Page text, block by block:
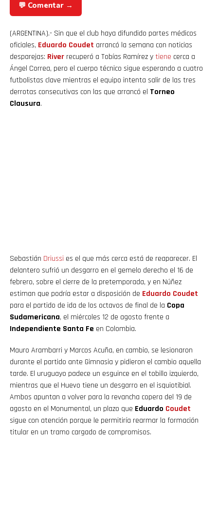
💬 Comentar →
(ARGENTINA).- Sin que el club haya difundido partes médicos
oficiales, Eduardo Coudet arrancó la semana con noticias
desparejas: River recuperó a Tobías Ramírez ytiene cerca a
Ángel Correa, pero el cuerpo técnico sigue esperando a cuatro
futbolistas clave mientras el equipo intenta salir de las tres
derrotas consecutivas con las que arrancó el Torneo
Clausura.
Sebastián Driussi es el que más cerca está de reaparecer. El
delantero sufrió un desgarro en el gemelo derecho el 16 de
febrero, sobre el cierre de la pretemporada, y en Núñez
estiman que podría estar a disposición de Eduardo Coudet
para el partido de ida de los octavos de final de la Copa
Sudamericana, el miércoles 12 de agosto frente a
Independiente Santa Fe en Colombia.
Mauro Arambarri y Marcos Acuña, en cambio, se lesionaron
durante el partido ante Gimnasia y pidieron el cambio aquella
tarde. El uruguayo padece un esguince en el tobillo izquierdo,
mientras que el Huevo tiene un desgarro en el isquiotibial.
Ambos apuntan a volver para la revancha copera del 19 de
agosto en el Monumental, un plazo que Eduardo Coudet
sigue con atención porque le permitiría rearmar la formación
titular en un tramo cargado de compromisos.